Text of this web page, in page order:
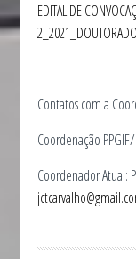
EDITAL DE
Contatos com a
Coordenação
Coordenador Atual: